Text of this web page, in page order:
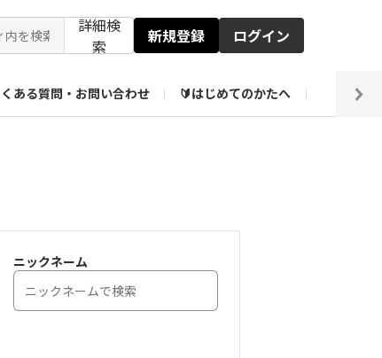
詳細検
索
新規登録 ログイン
ある質問・お問い合わせ 🔰はじめてのかたへ 編集
ニックネーム